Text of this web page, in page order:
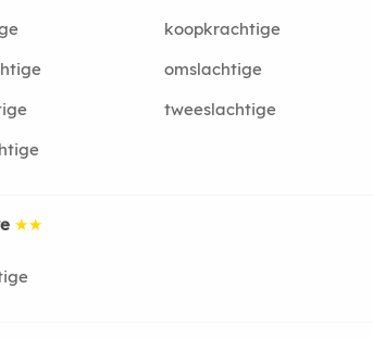
koopkrachtige
omslachtige
tweeslachtige
★★